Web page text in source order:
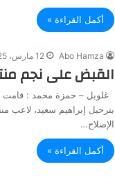
أكمل القراءة »
Abo Hamza 12 مارس، 2025
القبض على نجم
غلوبل – حمزة محمد : قامت
بترحيل إبراهيم سعيد، لاعب
الإصلاح…
أكمل القراءة »